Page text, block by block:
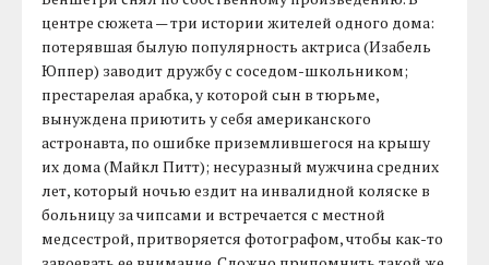
центре сюжета — три истории жителей одного дома:
потерявшая былую популярность актриса (Изабель
Юппер) заводит дружбу с соседом-школьником;
престарелая арабка, у которой сын в тюрьме,
вынуждена приютить у себя американского
астронавта, по ошибке приземлившегося на крышу
их дома (Майкл Питт); несуразный мужчина средних
лет, который ночью ездит на инвалидной коляске в
больницу за чипсами и встречается с местной
медсестрой, притворяется фотографом, чтобы как-то